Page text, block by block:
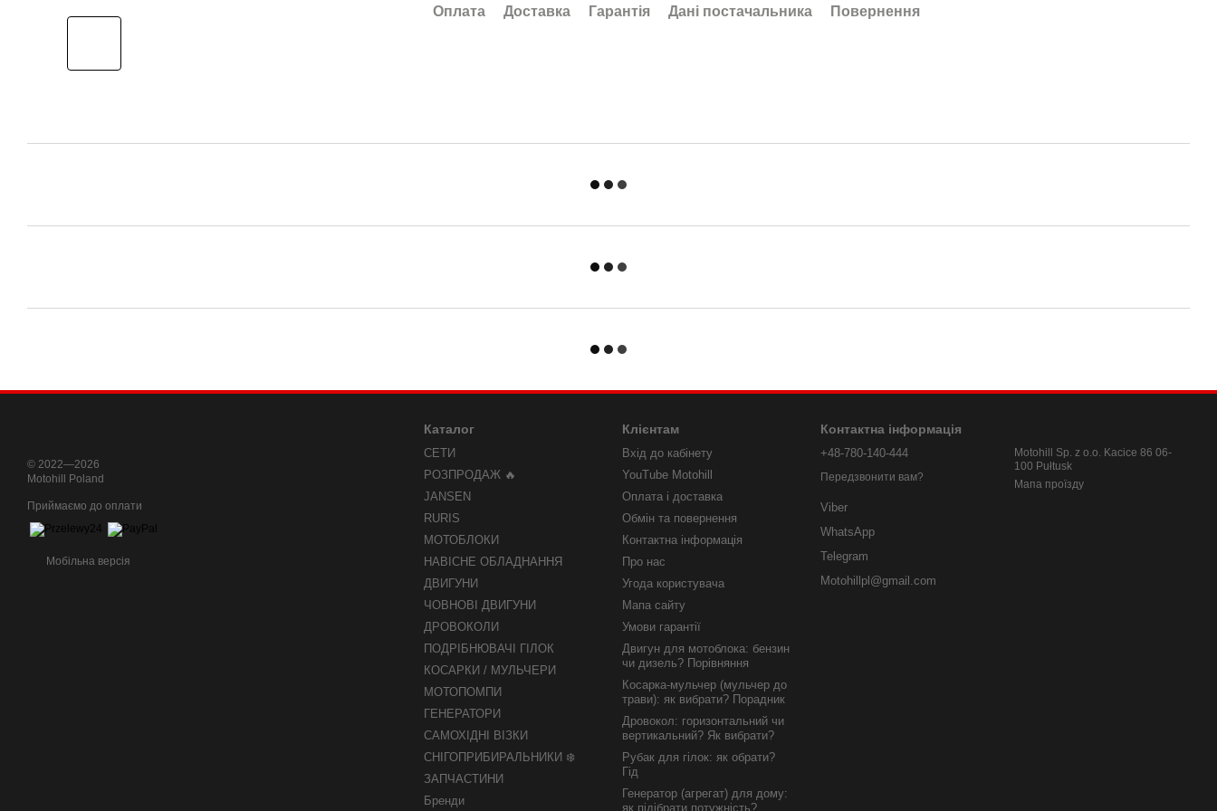
Оплата
Доставка Гарантія Дані постачальника Повернення
© 2022—2026
Motohill Poland
Приймаємо до оплати
Мобільна версія
Каталог
СЕТИ
РОЗПРОДАЖ 🔥
JANSEN
RURIS
МОТОБЛОКИ
НАВІСНЕ ОБЛАДНАННЯ
ДВИГУНИ
ЧОВНОВІ ДВИГУНИ
ДРОВОКОЛИ
ПОДРІБНЮВАЧІ ГІЛОК
КОСАРКИ / МУЛЬЧЕРИ
МОТОПОМПИ
ГЕНЕРАТОРИ
САМОХІДНІ ВІЗКИ
СНІГОПРИБИРАЛЬНИКИ ❄️
ЗАПЧАСТИНИ
Бренди
Клієнтам
Вхід до кабінету
YouTube Motohill
Оплата і доставка
Обмін та повернення
Контактна інформація
Про нас
Угода користувача
Мапа сайту
Умови гарантії
Двигун для мотоблока: бензин
чи дизель? Порівняння
Косарка-мульчер (мульчер до
трави): як вибрати? Порадник
Дровокол: горизонтальний чи
вертикальний? Як вибрати?
Рубак для гілок: як обрати?
Гід
Генератор (агрегат) для дому:
як підібрати потужність?
Контактна інформація
+48-780-140-444
Передзвонити вам?
Viber
WhatsApp
Telegram
Motohillpl@gmail.com
Motohill Sp. z o.o. Kacice 86 06-
100 Pułtusk
Мапа проїзду